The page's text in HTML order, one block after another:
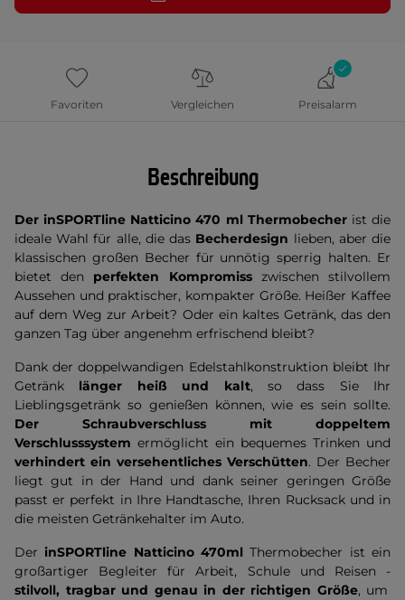
Favoriten Vergleichen Preisalarm
Beschreibung
Der inSPORTline Natticino 470 ml Thermobecherist die
ideale Wahl für alle, die das Becherdesign lieben, aber die
klassischen großen Becher für unnötig sperrig halten. Er
bietet den perfekten Kompromiss zwischen stilvollem
Aussehen und praktischer, kompakter Größe. Heißer Kaffee
auf dem Weg zur Arbeit? Oder ein kaltes Getränk, das den
ganzen Tag über angenehm erfrischend bleibt?
Dank der doppelwandigen Edelstahlkonstruktion bleibt Ihr
Getränk länger heiß und kalt, so dass Sie Ihr
Lieblingsgetränk so genießen können, wie es sein sollte.
Der Schraubverschluss mit doppeltem
Verschlusssystem ermöglicht ein bequemes Trinken und
verhindert ein versehentliches Verschütten. Der Becher
liegt gut in der Hand und dank seiner geringen Größe
passt er perfekt in Ihre Handtasche, Ihren Rucksack und in
die meisten Getränkehalter im Auto.
Der inSPORTline Natticino 470ml Thermobecher ist ein
großartiger Begleiter für Arbeit, Schule und Reisen -
stilvoll, tragbar und genau in der richtigen Größe, um